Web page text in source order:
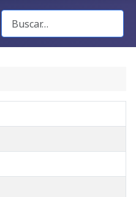
Buscar Gacetas